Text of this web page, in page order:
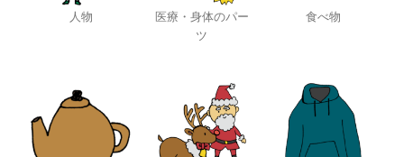
人物
医療・身体のパー
ツ
食べ物